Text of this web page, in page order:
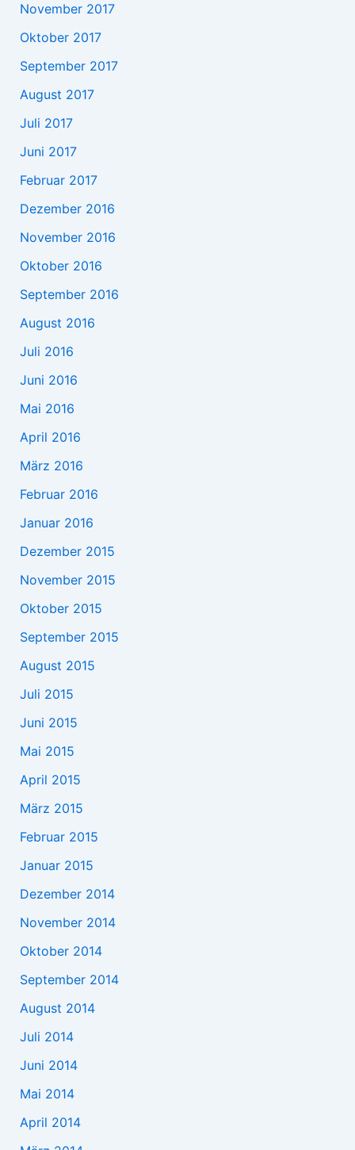
November 2017
Oktober 2017
September 2017
August 2017
Juli 2017
Juni 2017
Februar 2017
Dezember 2016
November 2016
Oktober 2016
September 2016
August 2016
Juli 2016
Juni 2016
Mai 2016
April 2016
März 2016
Februar 2016
Januar 2016
Dezember 2015
November 2015
Oktober 2015
September 2015
August 2015
Juli 2015
Juni 2015
Mai 2015
April 2015
März 2015
Februar 2015
Januar 2015
Dezember 2014
November 2014
Oktober 2014
September 2014
August 2014
Juli 2014
Juni 2014
Mai 2014
April 2014